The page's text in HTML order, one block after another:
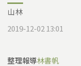
山林
2019-12-02 13:01
整理報導林書帆